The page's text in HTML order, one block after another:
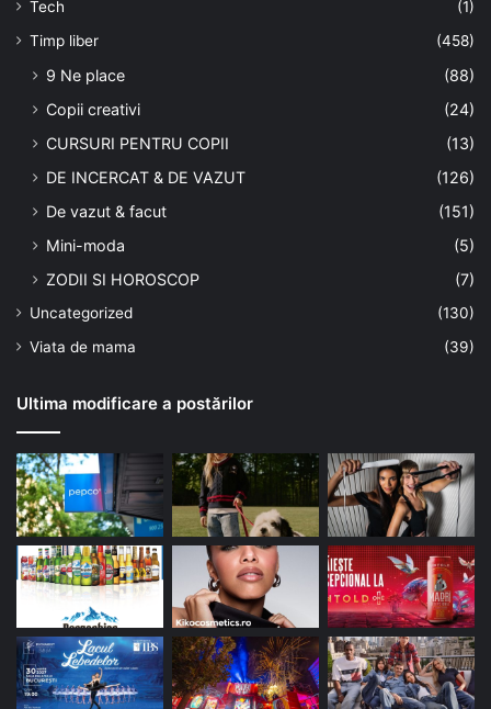
Tech
(1)
Timp liber
(458)
9 Ne place
(88)
Copii creativi
(24)
CURSURI PENTRU COPII
(13)
DE INCERCAT & DE VAZUT
(126)
De vazut & facut
(151)
Mini-moda
(5)
ZODII SI HOROSCOP
(7)
Uncategorized
(130)
Viata de mama
(39)
Ultima modificare a postărilor